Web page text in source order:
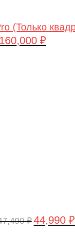
(Только
Первоначальная
160,000 ₽
₽ 44,990 ₽